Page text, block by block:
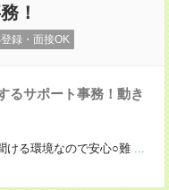
！
録・面接OK
るサポート事務！動き
ける環境なので安心○難 ...